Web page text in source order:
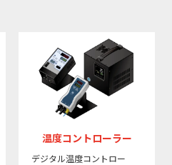
温度コントローラー
デジタル温度コントロー